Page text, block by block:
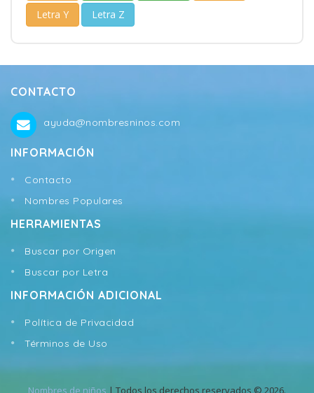
Letra Y
Letra Z
CONTACTO
ayuda@nombresninos.com
INFORMACIÓN
Contacto
Nombres Populares
HERRAMIENTAS
Buscar por Origen
Buscar por Letra
INFORMACIÓN ADICIONAL
Política de Privacidad
Términos de Uso